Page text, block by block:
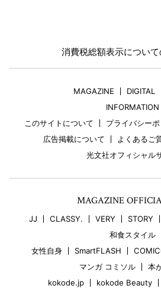
消費税総額表示につい
MAGAZINE DIGITAL
INFORMATION
このサイトについて
プライバシー
広告掲載について
よくあるご
光文社オフィシャル
MAGAZINE
JJ CLASSY. VERY STORY
和食スタイル
女性自身
SmartFLASH
マンガ コミソル
本
kokode.jp
kokode Beauty